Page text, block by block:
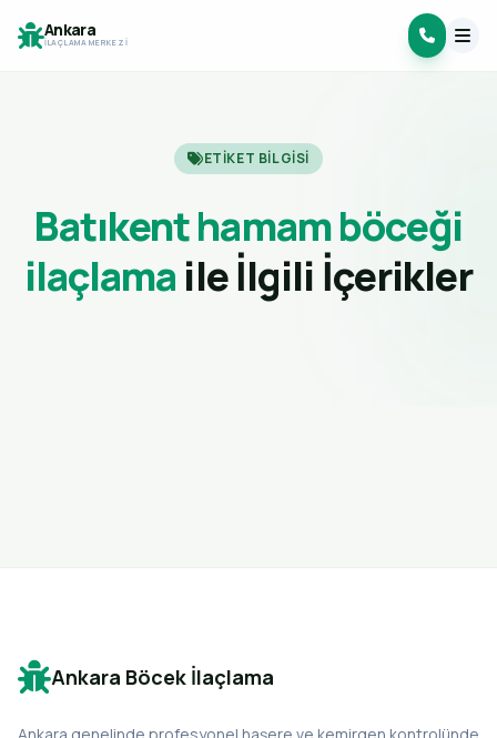
Ankara
İLAÇLAMA MERKEZI
ETIKET BILGISI
Batıkent hamam böceği
ilaçlama ile İlgili İçerikler
Ankara Böcek İlaçlama